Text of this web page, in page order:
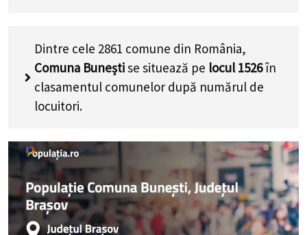
Dintre cele 2861 comune din România,
Comuna Buneștise situează pe locul 1526în
clasamentul comunelor după numărul de
locuitori.